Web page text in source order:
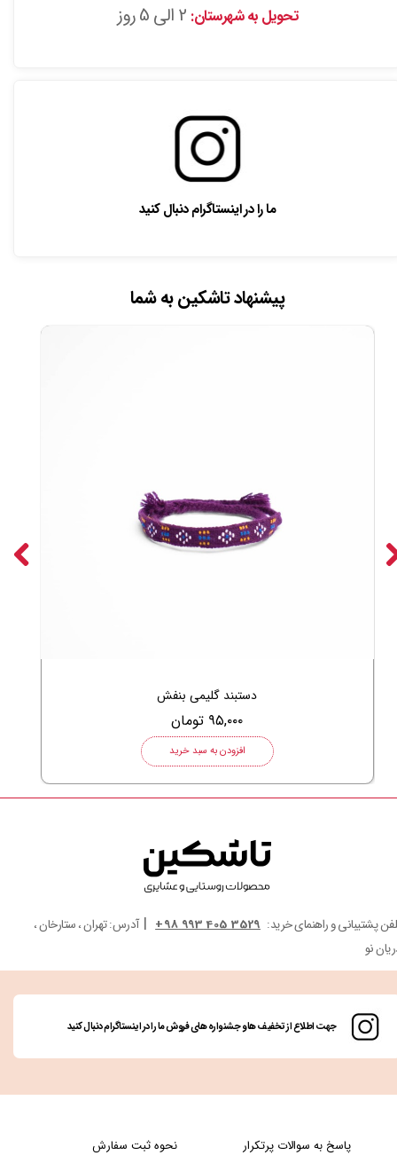
تحویل به شهرستان: 2 الی 5 روز
ما را در اینستاگرام دنبال کنید
پیشنهاد تاشکین به شما
دستبند گلیمی بنفش
۹۵,۰۰۰ تومان
افزودن به سبد خرید
جهت اطلاع از تخفیف ها و جشنواره های فروش ما را در اینستاگرام دنبال کنید
پاسخ به سوالات پرتکرار
نحوه ثبت سفارش
پشتیبانی و راهنمای خرید: 3529 405 993 98+
| آدرس: تهران ، ستارخان ،
نو